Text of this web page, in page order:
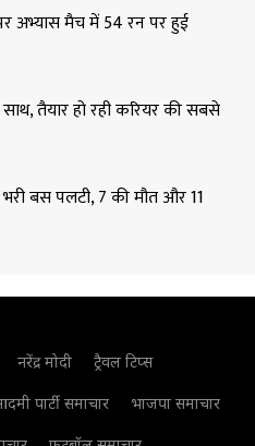
अभ्यास मैच में 54 रन पर हुई
तैयार हो रही करियर की सबसे
भरी बस पलटी, 7 की मौत और 11
नरेंद्र मोदी
ट्रैवल टिप्स
पार्टी समाचार
भाजपा समाचार